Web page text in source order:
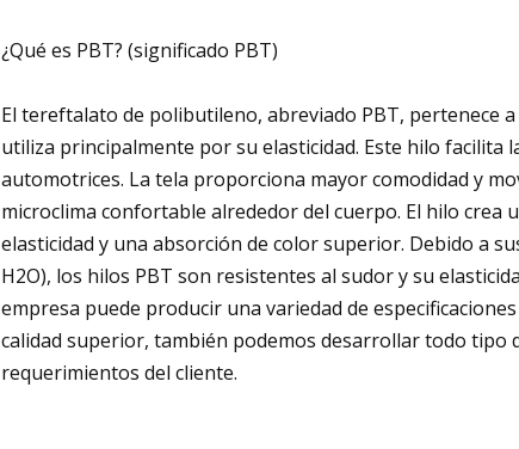
¿Qué es PBT? (significado PBT)
El tereftalato de polibutileno, abreviado PBT, pertenece
utiliza principalmente por su elasticidad. Este hilo
automotrices. La tela proporciona mayor comodidad y
microclima confortable alrededor del cuerpo. El hilo
elasticidad y una absorción de color superior. Debido a
H2O), los hilos PBT son resistentes al sudor y su
empresa puede producir una variedad de
calidad superior, también podemos desarrollar todo tipo
requerimientos del cliente.